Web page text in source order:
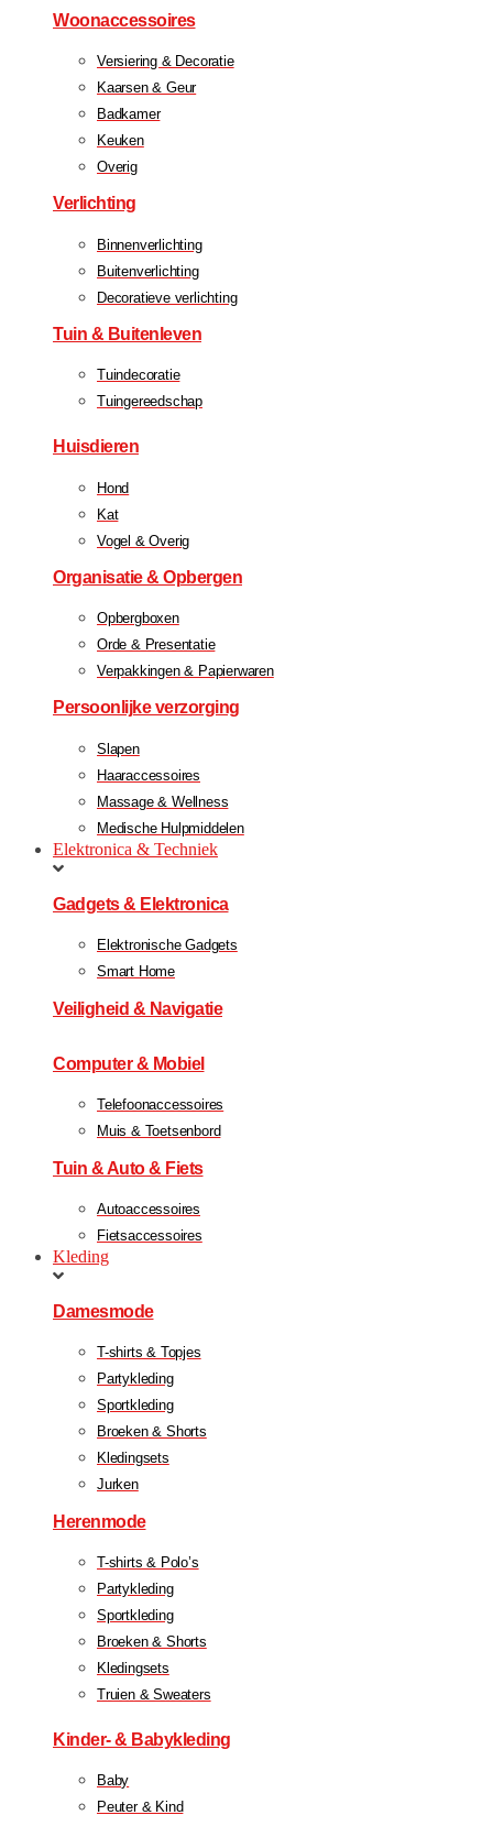
Woonaccessoires
Versiering & Decoratie
Kaarsen & Geur
Badkamer
Keuken
Overig
Verlichting
Binnenverlichting
Buitenverlichting
Decoratieve verlichting
Tuin & Buitenleven
Tuindecoratie
Tuingereedschap
Huisdieren
Hond
Kat
Vogel & Overig
Organisatie & Opbergen
Opbergboxen
Orde & Presentatie
Verpakkingen & Papierwaren
Persoonlijke verzorging
Slapen
Haaraccessoires
Massage & Wellness
Medische Hulpmiddelen
Elektronica & Techniek
Gadgets & Elektronica
Elektronische Gadgets
Smart Home
Veiligheid & Navigatie
Computer & Mobiel
Telefoonaccessoires
Muis & Toetsenbord
Tuin & Auto & Fiets
Autoaccessoires
Fietsaccessoires
Kleding
Damesmode
T-shirts & Topjes
Partykleding
Sportkleding
Broeken & Shorts
Kledingsets
Jurken
Herenmode
T-shirts & Polo’s
Partykleding
Sportkleding
Broeken & Shorts
Kledingsets
Truien & Sweaters
Kinder- & Babykleding
Baby
Peuter & Kind